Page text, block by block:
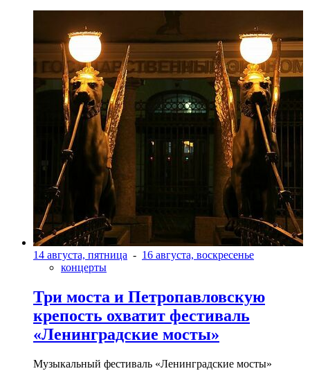
14 августа, пятница - 16 августа, воскресенье
концерты
Три моста и Петропавловскую
крепость охватит фестиваль
«Ленинградские мосты»
Музыкальный фестиваль «Ленинградские мосты»